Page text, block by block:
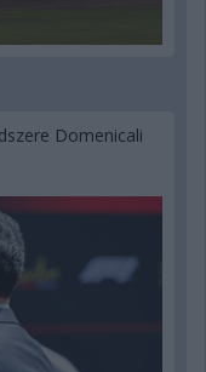
Domenicali